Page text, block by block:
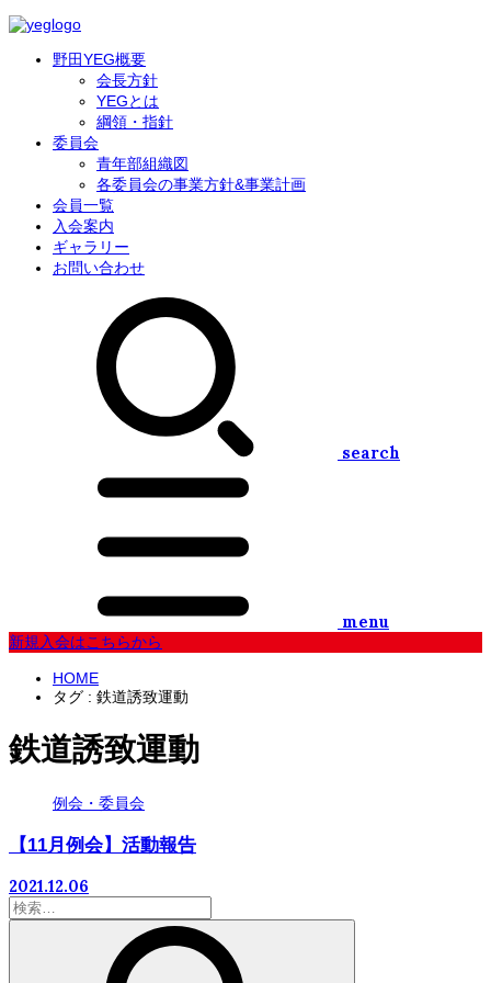
野田YEG概要
会長方針
YEGとは
綱領・指針
委員会
青年部組織図
各委員会の事業方針&事業計画
会員一覧
入会案内
ギャラリー
お問い合わせ
search
menu
新規入会はこちらから
HOME
タグ : 鉄道誘致運動
鉄道誘致運動
例会・委員会
【11月例会】活動報告
2021.12.06
検
索: